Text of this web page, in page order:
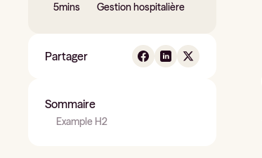
5mins Gestion hospitalière
Partager
Sommaire
Example H2